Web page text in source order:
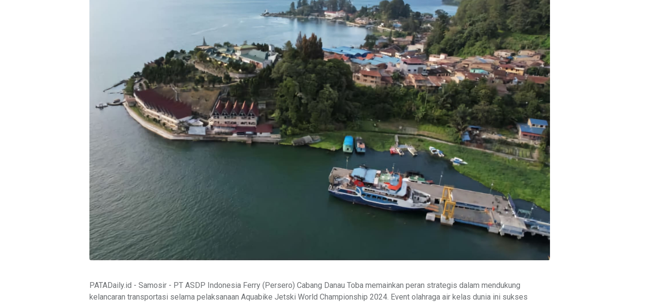
PATADaily.id - Samosir - PT ASDP Indonesia Ferry (Persero) Cabang Danau Toba memainkan peran strategis dalam mendukung
kelancaran transportasi selama pelaksanaan Aquabike Jetski World Championship 2024. Event olahraga air kelas dunia ini sukses